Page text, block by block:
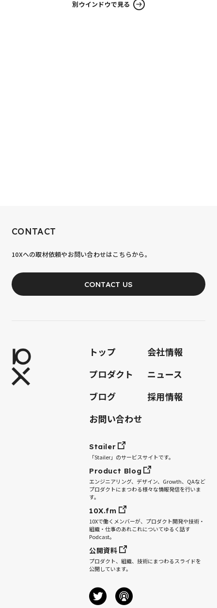
別ウインドウで見る
あなたの力が、必要です。
JOIN OUR TEAM
CONTACT
10Xへの取材依頼やお問い合わせはこちらから。
CONTACT US
トップ
会社情報
プロダクト
ニュース
ブログ
採用情報
お問い合わせ
Stailer
「Stailer」のサービスサイトです。
Product Blog
エンジニアリング、デザイン、Growth、QAなど
プロダクトにまつわる様々な情報発信を行いま
す。
10X.fm
10Xで働くメンバーが、プロダクト開発や技術・
組織・仕事のあれこれについてゆるく話す
Podcast。
公開資料
プロダクト、組織、技術にまつわるスライドを
公開しています。